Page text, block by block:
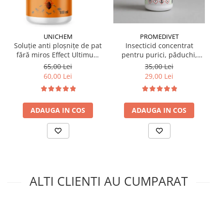
UNICHEM
Soluție anti ploșnițe de pat
fără miros Effect Ultimum
PRO 100 ml
65,00 Lei
60,00 Lei
ADAUGA IN COS
PROMEDIVET
Insecticid concentrat
pentru purici, păduchi,
gândaci Ectocid Forte T 100
ml
35,00 Lei
29,00 Lei
ADAUGA IN COS
ALTI CLIENTI AU CUMPARAT